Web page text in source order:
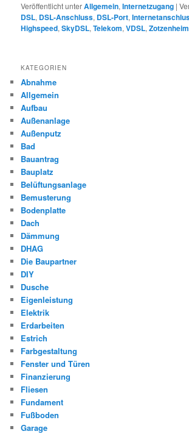
Veröffentlicht unterAllgemein,Internetzugang |
DSL, DSL-Anschluss, DSL-Port,
Highspeed,SkyDSL,Telekom,VDSL,Zotzenheim
KATEGORIEN
Abnahme
Allgemein
Aufbau
Außenanlage
Außenputz
Bad
Bauantrag
Bauplatz
Belüftungsanlage
Bemusterung
Bodenplatte
Dach
Dämmung
DHAG
Die Baupartner
DIY
Dusche
Eigenleistung
Elektrik
Erdarbeiten
Estrich
Farbgestaltung
Fenster und Türen
Finanzierung
Fliesen
Fundament
Fußboden
Garage